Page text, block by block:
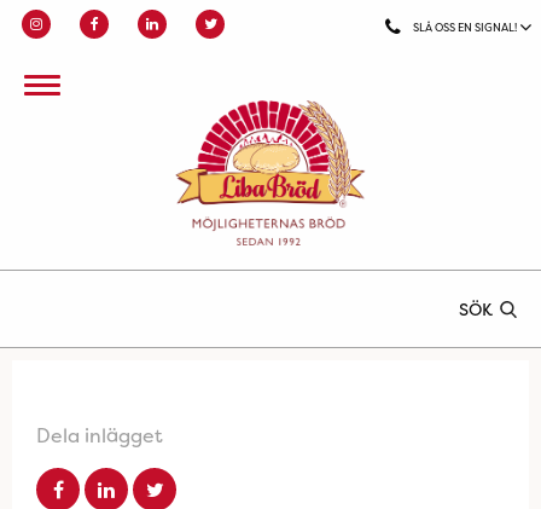
SLÅ OSS EN SIGNAL!
SÖK
Dela inlägget